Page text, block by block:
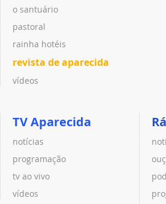
o santuário
pastoral
rainha hotéis
revista de aparecida
vídeos
TV Aparecida
notícias
programação
tv ao vivo
vídeos